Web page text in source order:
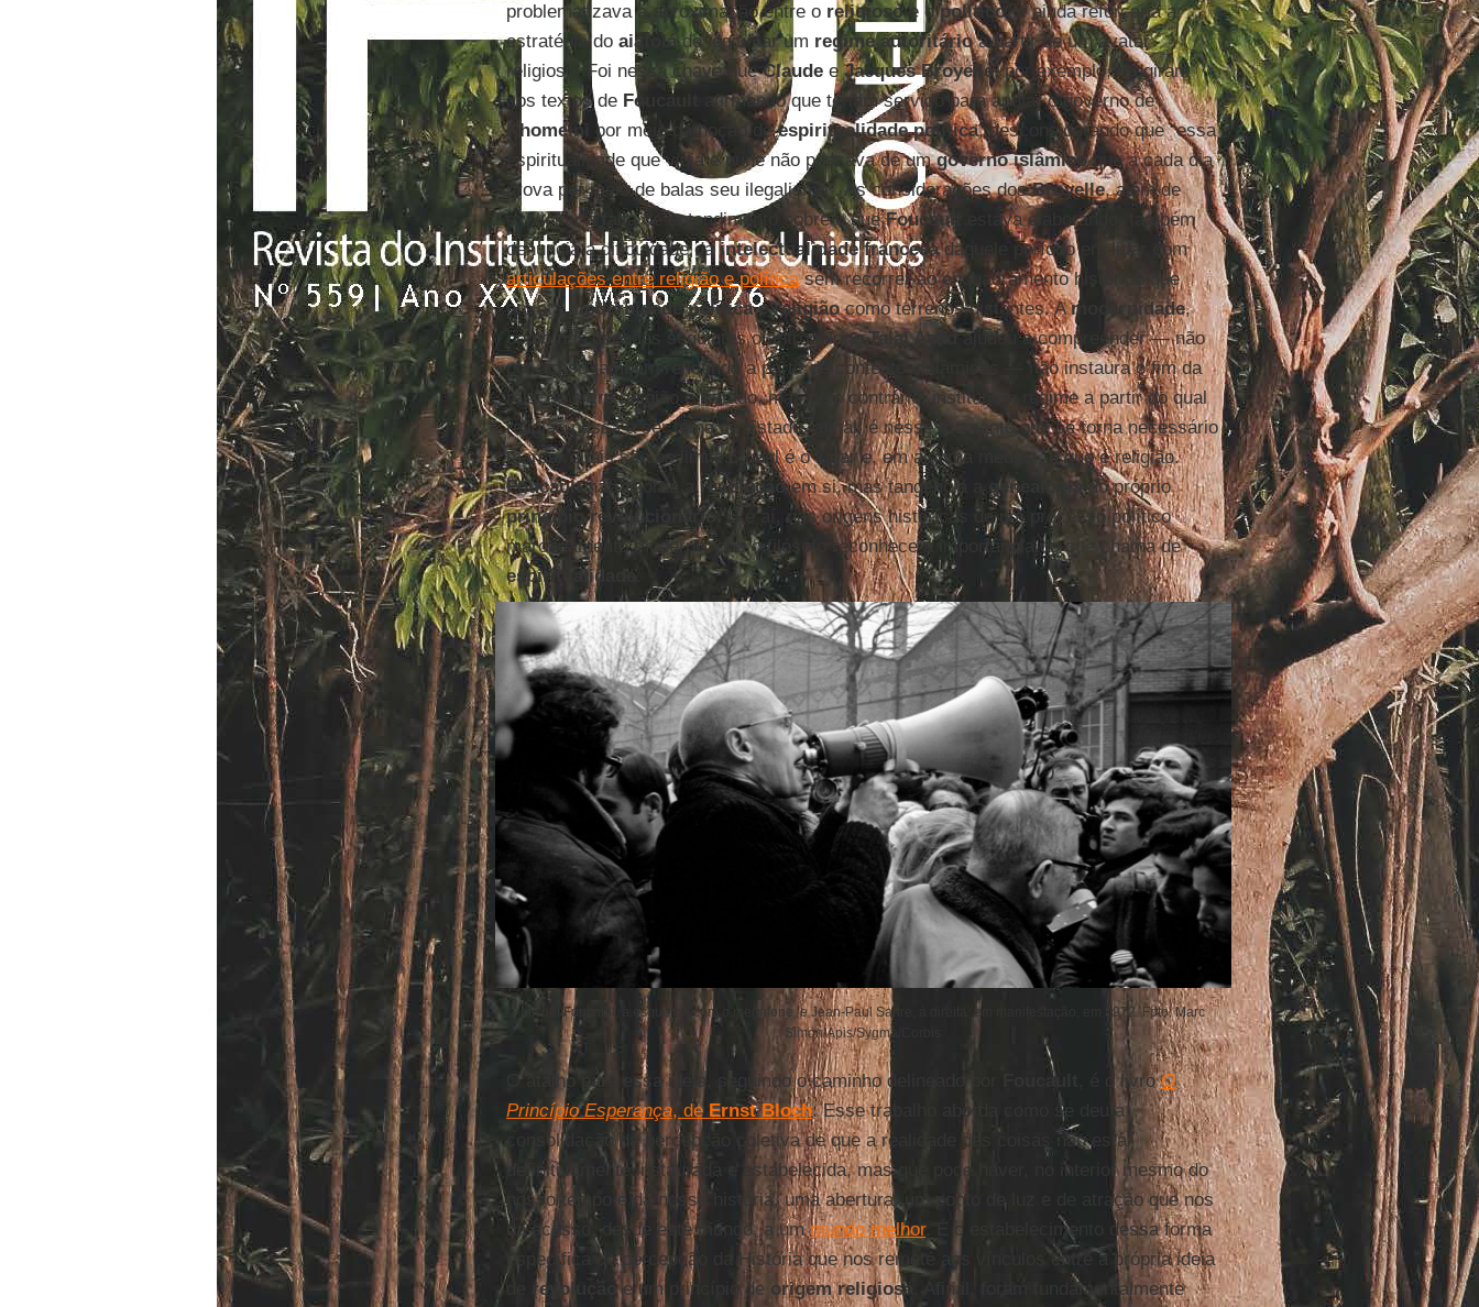
problematizava a aproximação entre o religiosoe opolítico, e ainda reforçaria a
estratégia do aiatolá de legitimar um regime autoritárioa partir de um avatar
religioso. Foi nessa chave queClaudeeJacques Broyelle, por exemplo, reagiram
aos textos de Foucault
afirmando que teriam servido para apoiar o governo de
Khomeini por meio da noção deespiritualidade política, desconsiderando que “essa
espiritualidade que vigia e pune não passava de umgoverno islâmicoque a cada dia
prova por meio de balas seu ilegalismo”. As considerações dosBroyelle, além de
explicitar a falta de entendimento sobre o queFoucault
estava elaborando, também
denuncia a dificuldade daintelectualidade francesadaquele período em lidar com
articulações entre religião e políticasem recorrer ao enquadramento histórico que
projetamodernidade política e religiãocomo terrenos distantes. Amodernidade,
como nas décadas seguintes o antropólogoTalal Asadajudou a compreender — não
por acaso também refletindo a partir de contextos islâmicos — não instaura o fim da
relação entre religião e Estado, mas pelo contrário, institui um regime a partir do qual
religião passa a ser tema de Estado, afinal, é nesse momento que se torna necessário
marcar quais são os limites, qual é o lugar e, em alguma medida, o que é religião.
Foucaultnão aborda arevoluçãoem si, mas tangencia a genealogiado próprio
princípio revolucionário. E é aí, nas origens históricas de um processo político
marcadamente moderno, que o filósofo reconhece a importância do que chama de
espiritualidade.
Michel Foucault, à esquerda com o megafone, e Jean-Paul Sartre, à direita, em manifestação, em 1972. Foto: Marc
Simon/Apis/Sygma/Corbis
O atalho para essa ideia, seguindo o caminho delineado por Foucault , é o livroO
Princípio Esperança, de Ernst Bloch. Esse trabalho aborda como se deu a
consolidação da percepção coletiva de que a realidade das coisas não está
definitivamente instaurada e estabelecida, mas que pode haver, no interior mesmo do
nosso tempo e da nossa história, uma abertura, um ponto de luz e de atração que nos
dá acesso, desde este mundo, a ummundo melhor. É o estabelecimento dessa forma
específica de percepção da História que nos remete aos vínculos entre a própria ideia
revoluçãoe um princípio de origem religiosa . Afinal, foram fundamentalmente